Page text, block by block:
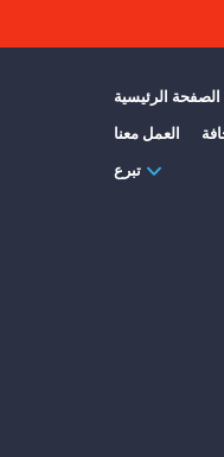
الصفحة الرئيسية
العمل معنا
تبرع